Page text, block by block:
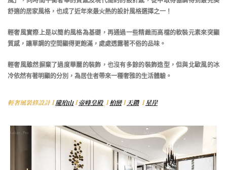
舒適的居家風格，也成了近年來最火熱的設計風格選擇之一！
輕奢風實際上是以簡約風格為基礎，再通過一些精緻而高檔的軟裝元素來突顯
質感，讓單調的空間顯得更飽滿，處處透露著不俗的品味。
輕奢風雖然摒棄了過度華麗的裝飾，也沒有多餘的裝飾造型，但與北歐風的冰
冷依然有著明顯的分別，為居住者帶來一種奢雅的生活體驗。
輕奢風裝修設計 l瓏珀山l帝峰皇殿 l柏巒l天鑽l星岸